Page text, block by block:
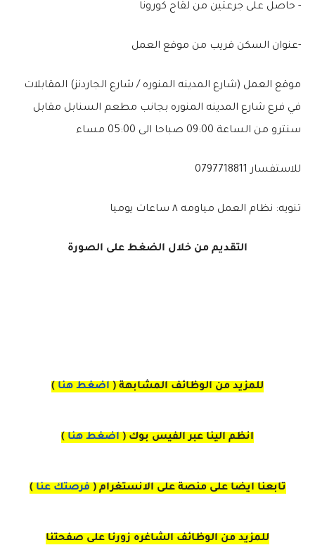
- حاصل على جرعتين من لقاح كورونا
-عنوان السكن قريب من موقع العمل
موقع العمل (شارع المدينه المنوره / شارع الجاردنز) المقابلات
في فرع شارع المدينه المنوره بجانب مطعم السنابل مقابل
سنترو من الساعة 09:00 صباحا الى 05:00 مساء
للاستفسار 0797718811
تنويه: نظام العمل مياومه ٨ ساعات يوميا
التقديم من خلال الضغط على الصورة
للمزيد من الوظائف المشابهة ( اضغط هنا )
انظم الينا عبر الفيس بوك ( اضغط هنا )
تابعنا ايضا على منصة على الانستغرام ( فرصتك عنا )
للمزيد من الوظائف الشاغره زورنا على صفحتنا